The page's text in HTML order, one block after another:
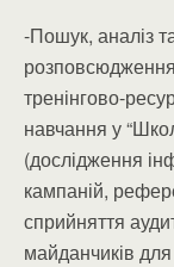
-Пошук, аналіз
розповсюдження
тренінгово-
навчання у
(дослідження
кампаній,
сприйняття
майданчиків